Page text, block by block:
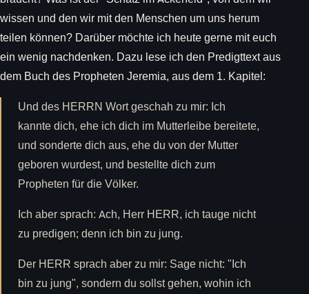
wissen und den wir mit den Menschen um uns herum
teilen können? Darüber möchte ich heute gerne mit euch
ein wenig nachdenken. Dazu lese ich den Predigttext aus
dem Buch des Propheten Jeremia, aus dem 1. Kapitel:
Und des HERRN Wort geschah zu mir: Ich
kannte dich, ehe ich dich im Mutterleibe bereitete,
und sonderte dich aus, ehe du von der Mutter
geboren wurdest, und bestellte dich zum
Propheten für die Völker.
Ich aber sprach: Ach, Herr HERR, ich tauge nicht
zu predigen; denn ich bin zu jung.
Der HERR sprach aber zu mir: Sage nicht: "Ich
bin zu jung", sondern du sollst gehen, wohin ich